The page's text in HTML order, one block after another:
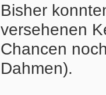
Bisher
versehenen
Chancen
Dahmen).